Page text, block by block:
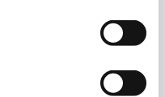
Gense Indra Spiseske 21